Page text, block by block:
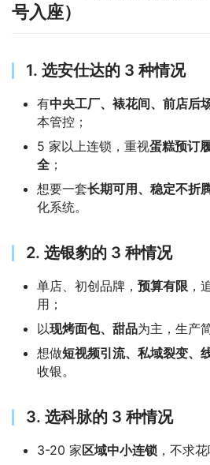
号入座）
1. 选安仕达的 3 种情况
有中央工厂、裱花间、前店后
本管控；
5 家以上连锁，重视蛋糕预订
全 ；
想要一套长期可用、稳定不折
化系统。
2. 选银豹的 3 种情况
单店、初创品牌， 预算有限 ，
用；
以现烤面包、甜品为主，生产
想做短视频引流、私域裂变、
收银。
3. 选科脉的 3 种情况
3-20 家区域中小连锁 ，不求